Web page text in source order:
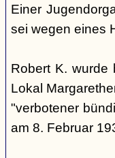
Einer
sei wegen eines
Robert K. wurde
Lokal
"verbotener
am 8. Februar